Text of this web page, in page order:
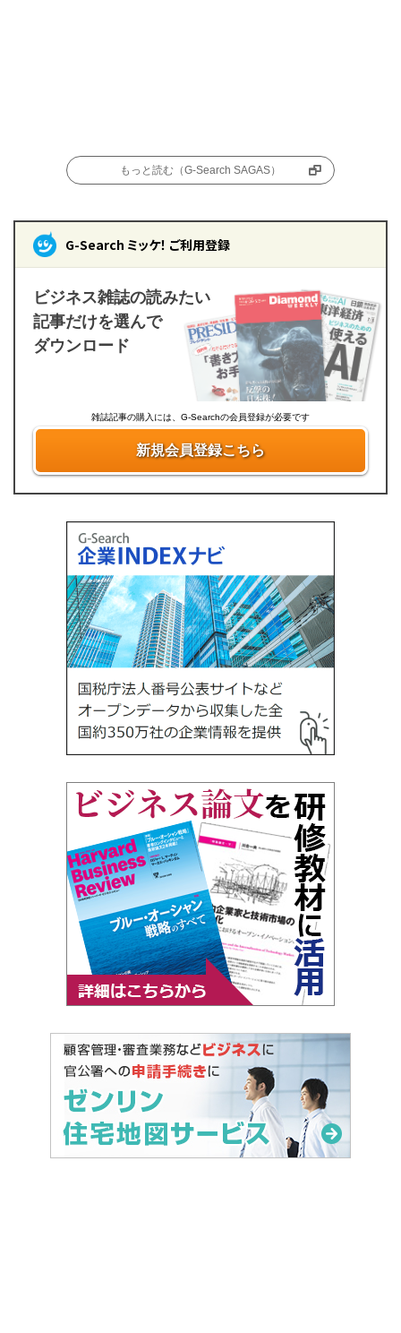
もっと読む（G-Search SAGAS）
G-Search ミッケ！ ご利用登録
ビジネス雑誌の読みたい
記事だけを選んで
ダウンロード
雑誌記事の購入には、G-Searchの会員登録が必要です
新規会員登録こちら